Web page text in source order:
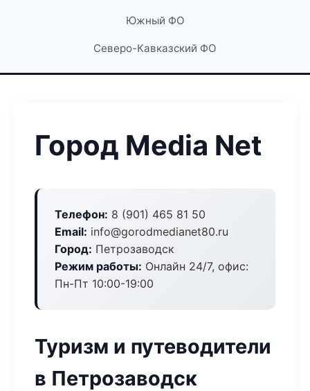
Южный ФО
Северо-Кавказский ФО
Город Media Net
Телефон: 8 (901) 465 81 50
Email: info@gorodmedianet80.ru
Город: Петрозаводск
Режим работы: Онлайн 24/7, офис:
Пн-Пт 10:00-19:00
Туризм и путеводители
в Петрозаводск